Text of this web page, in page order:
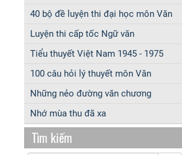
40 bộ đề luyện thi đại học môn Văn
Luyện thi cấp tốc Ngữ văn
Tiểu thuyết Việt Nam 1945 - 1975
100 câu hỏi lý thuyết môn Văn
Những nẻo đường văn chương
Nhớ mùa thu đã xa
Tìm kiếm